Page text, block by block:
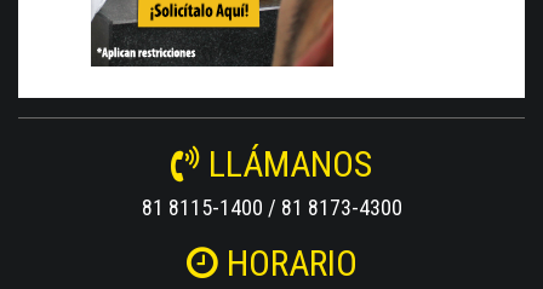
LLÁMANOS
81 8115-1400 / 81 8173-4300
HORARIO